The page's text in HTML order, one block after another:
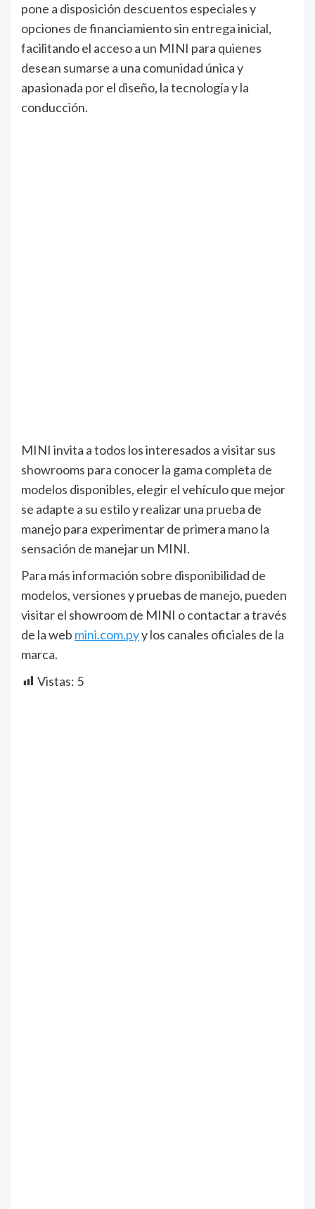
pone a disposición descuentos especiales y
opciones de financiamiento sin entrega inicial,
facilitando el acceso a un MINI para quienes
desean sumarse a una comunidad única y
apasionada por el diseño, la tecnología y la
conducción.
MINI invita a todos los interesados a visitar sus
showrooms para conocer la gama completa de
modelos disponibles, elegir el vehículo que mejor
se adapte a su estilo y realizar una prueba de
manejo para experimentar de primera mano la
sensación de manejar un MINI.
Para más información sobre disponibilidad de
modelos, versiones y pruebas de manejo, pueden
visitar el showroom de MINI o contactar a través
de la web mini.com.pyy los canales oficiales de la
marca.
Vistas: 5